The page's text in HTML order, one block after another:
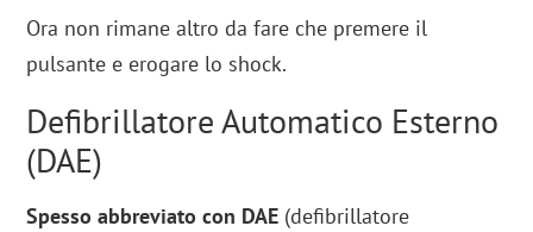
Ora non rimane altro da fare che premere il
pulsante e erogare lo shock.
Defibrillatore Automatico Esterno
(DAE)
Spesso abbreviato con DAE (defibrillatore